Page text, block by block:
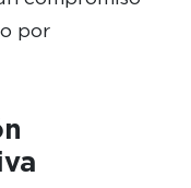
por